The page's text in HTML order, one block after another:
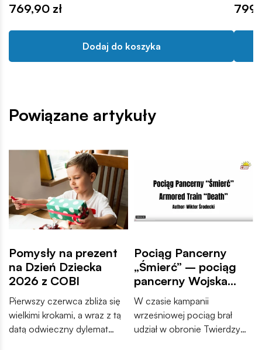
769,90 zł
Dodaj do koszyka
Powiązane artykuły
Pomysły na prezent
na Dzień Dziecka
2026 z COBI
Pierwszy czerwca zbliża się
wielkimi krokami, a wraz z tą
datą odwieczny dylemat
Pociąg Pancerny
„Śmierć” – pociąg
pancerny Wojska
Polskiego II RP.
W czasie kampanii
wrześniowej pociąg brał
udział w obronie Twierdzy